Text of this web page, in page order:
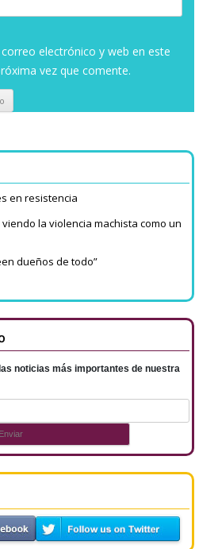
electrónico y web en este
vez que comente.
en resistencia
la violencia machista como un
dueños de todo”
noticias más importantes de nuestra